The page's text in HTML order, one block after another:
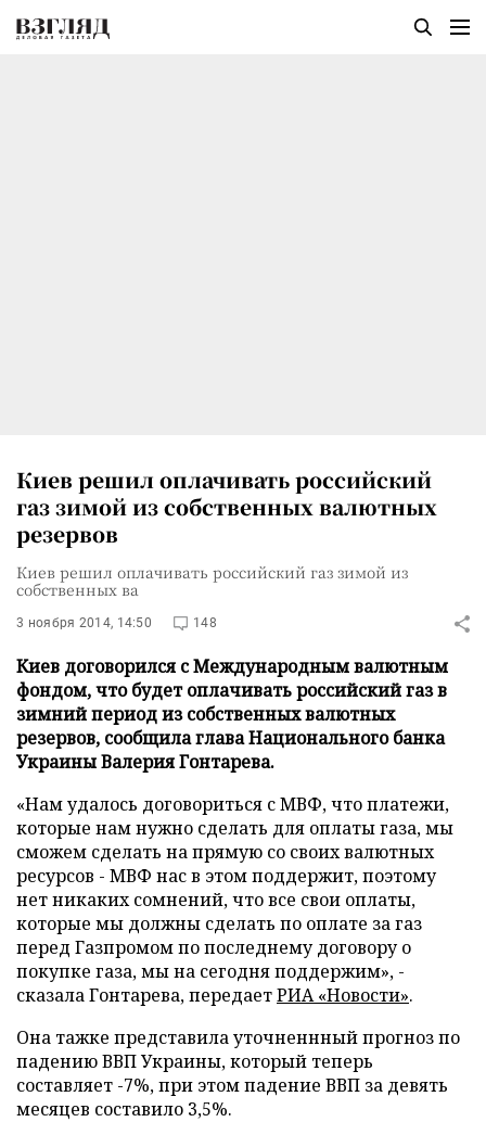
Киев решил оплачивать российский
газ зимой из собственных валютных
резервов
Киев решил оплачивать российский газ зимой из
собственных ва
3 ноября 2014, 14:50 148
Киев договорился с Международным валютным
фондом, что будет оплачивать российский газ в
зимний период из собственных валютных
резервов, сообщила глава Национального банка
Украины Валерия Гонтарева.
«Нам удалось договориться с МВФ, что платежи,
которые нам нужно сделать для оплаты газа, мы
сможем сделать на прямую со своих валютных
ресурсов - МВФ нас в этом поддержит, поэтому
нет никаких сомнений, что все свои оплаты,
которые мы должны сделать по оплате за газ
перед Газпромом по последнему договору о
покупке газа, мы на сегодня поддержим», -
сказала Гонтарева, передаетРИА «Новости».
Она тажке представила уточненнный прогноз по
падению ВВП Украины, который теперь
составляет -7%, при этом падение ВВП за девять
месяцев составило 3,5%.